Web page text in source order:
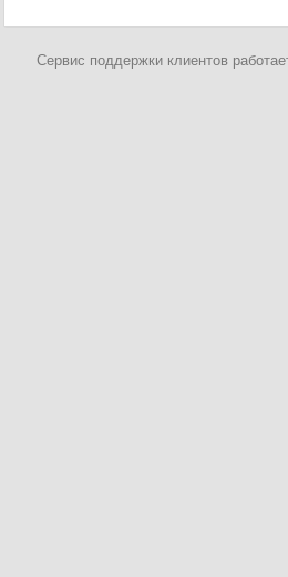
Сервис поддержки клиентов